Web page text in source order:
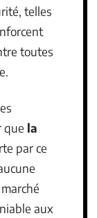
telles
toutes
que la
par ce
aux